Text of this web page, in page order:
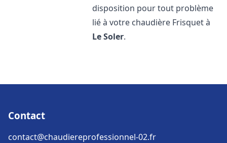
disposition pour tout problème
lié à votre chaudière Frisquet à
Le Soler.
Contact
contact@chaudiereprofessionnel-02.fr